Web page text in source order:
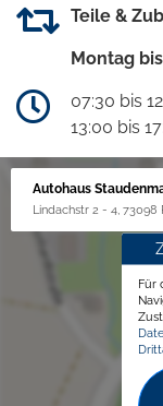
Teile &
Montag
07:30 bis
13:00 bis
Autohaus
Lindachstr 2 - 4, 73098
Für